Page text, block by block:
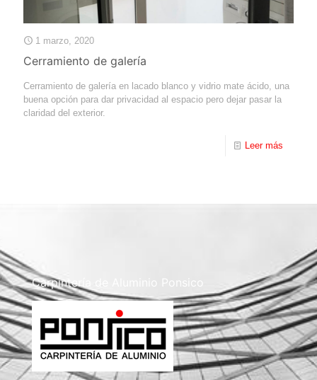
1 marzo, 2020
Cerramiento de galería
Cerramiento de galería en lacado blanco y vidrio mate ácido, una
buena opción para dar privacidad al espacio pero dejar pasar la
claridad del exterior.
Leer más
Carpintería de Aluminio Ponsico